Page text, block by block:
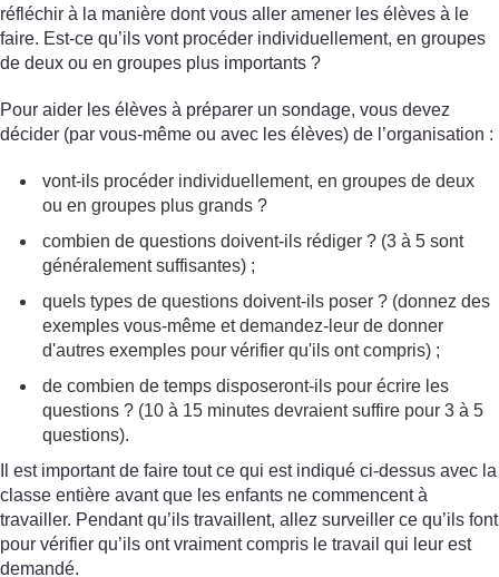
réfléchir à la manière dont vous aller amener les élèves à le
faire. Est-ce qu’ils vont procéder individuellement, en groupes
de deux ou en groupes plus importants ?
Pour aider les élèves à préparer un sondage, vous devez
décider (par vous-même ou avec les élèves) de l’organisation :
vont-ils procéder individuellement, en groupes de deux
ou en groupes plus grands ?
combien de questions doivent-ils rédiger ? (3 à 5 sont
généralement suffisantes) ;
quels types de questions doivent-ils poser ? (donnez des
exemples vous-même et demandez-leur de donner
d'autres exemples pour vérifier qu'ils ont compris) ;
de combien de temps disposeront-ils pour écrire les
questions ? (10 à 15 minutes devraient suffire pour 3 à 5
questions).
Il est important de faire tout ce qui est indiqué ci-dessus avec la
classe entière avant que les enfants ne commencent à
travailler. Pendant qu’ils travaillent, allez surveiller ce qu’ils font
pour vérifier qu’ils ont vraiment compris le travail qui leur est
demandé.